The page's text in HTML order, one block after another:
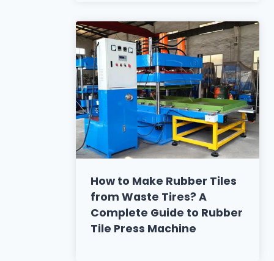
How to Make Rubber Tiles
from Waste Tires? A
Complete Guide to Rubber
Tile Press Machine